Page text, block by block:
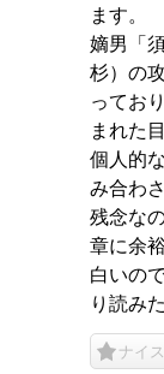
ます。
嫡男「
杉）の
ってお
まれた
個人的
み合わ
残念な
章に余
白いの
り読み
ナイス